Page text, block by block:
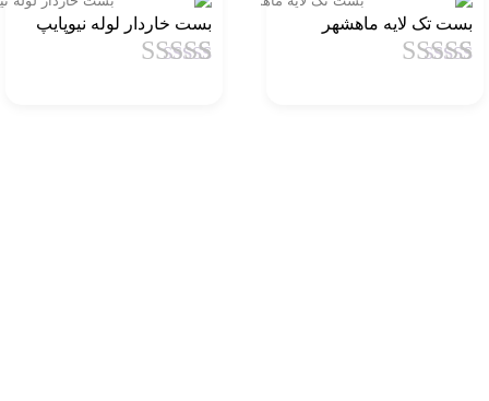
بست تک لایه ماهشهر بست خاردار لوله نیوپایپ